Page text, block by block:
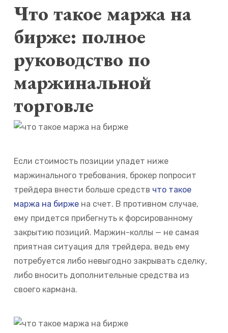
Что такое маржа на
бирже: полное
руководство по
маржинальной
торговле
Если стоимость позиции упадет ниже
маржинального требования, брокер попросит
трейдера внести больше средств что такое
маржа на биржена счет. В противном случае,
ему придется прибегнуть к форсированному
закрытию позиций. Маржин-коллы — не самая
приятная ситуация для трейдера, ведь ему
потребуется либо невыгодно закрывать сделку,
либо вносить дополнительные средства из
своего кармана.